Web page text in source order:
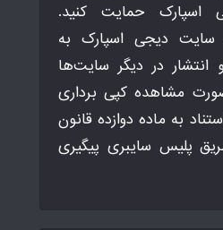
اسپارک حمایت کنید.
سایت دیجی اسپارک به
در دیگر سایت‌ها
مشاهده کپی برداری
به ماده دوازده قانون
پلیس سایبری پیگیری